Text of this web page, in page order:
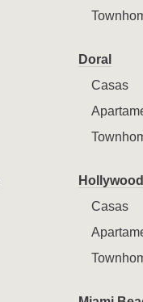
Doral
Casas
Hollywood
Casas